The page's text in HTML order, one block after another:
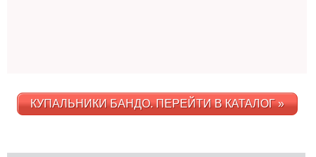
КУПАЛЬНИКИ БАНДО. ПЕРЕЙТИ В КАТАЛОГ »